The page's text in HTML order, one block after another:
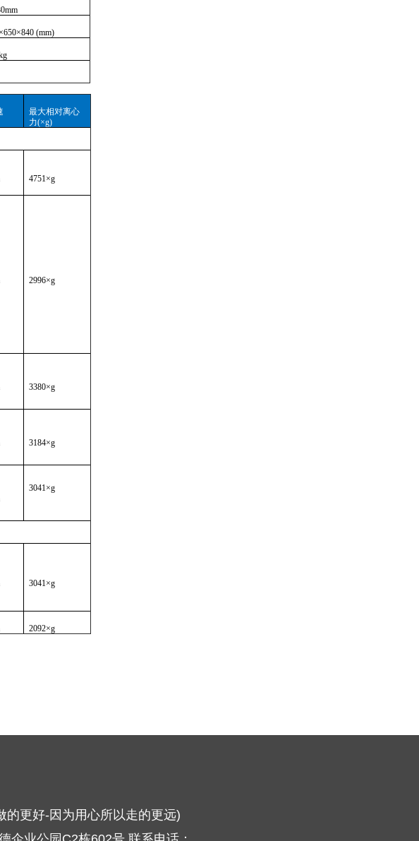
(mm)
最大相对离心
力(×g)
4751×g
2996×g
3380×g
3184×g
3041×g
3041×g
2092×g
的更好-因为用心所以走的更远)